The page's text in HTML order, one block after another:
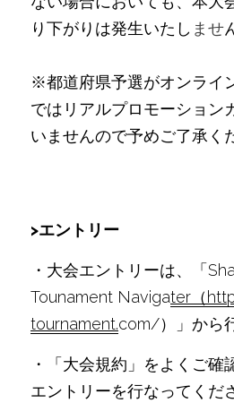
り下がりは発生いたし ませ
※都道府県予選がオンライ
ではリアルプロモーション
いませんので予めご了承く
>エントリー
・大会エントリーは、「
Tounament Navigater（
tournament.com/）」から
・「大会規約」をよくご確
エントリーを行なってくだ